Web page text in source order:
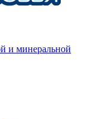
и минеральной